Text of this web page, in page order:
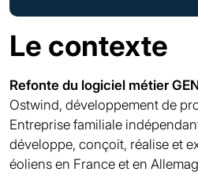
Le contexte
Refonte du logiciel métier
Ostwind, développement de
Entreprise familiale
développe, conçoit, réalise et
éoliens en France et en